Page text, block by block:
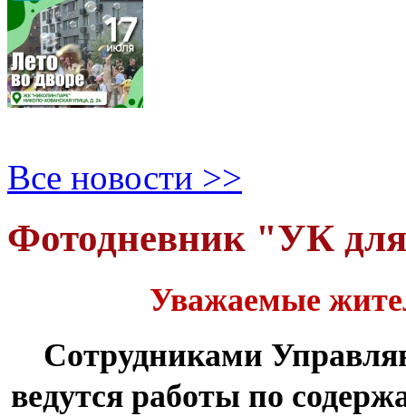
Все новости >>
Фотодневник "УК
Уважаемые
Сотрудниками
ведутся работы по